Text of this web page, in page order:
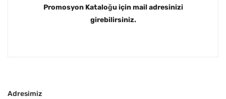
Promosyon Kataloğu için mail adresinizi
girebilirsiniz.
Adresimiz